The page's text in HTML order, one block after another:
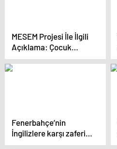
MESEM Projesi İle İlgili
Açıklama: Çocuk
İşçiliğine Son Verilmeli
Fenerbahçe’nin
İngilizlere karşı zaferini
anlatan Zaferin Rengi